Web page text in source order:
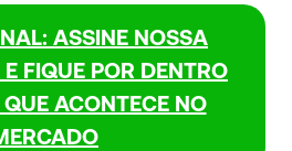
ASSINE NOSSA
FIQUE POR DENTRO
ACONTECE NO